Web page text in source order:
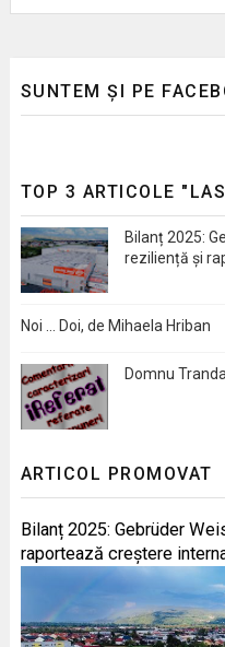
SUNTEM ȘI PE
TOP 3 ARTICOLE
Bilanț 2025:
reziliență și
Noi … Doi, de Mihaela Hriban
Domnu
ARTICOL PROMOVAT
Bilanț 2025: Gebrüder
raportează creștere